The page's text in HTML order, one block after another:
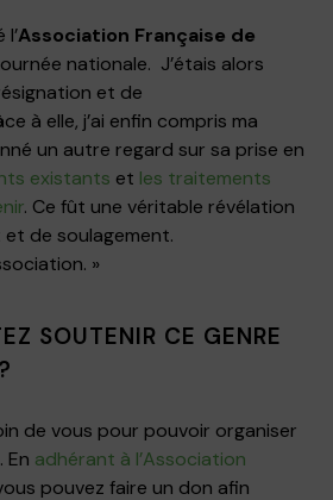
Association Française de
nationale. J’étais alors
et de
à elle, j’ai enfin compris ma
un autre regard sur sa prise en
existants et les traitements
. Ce fût une véritable révélation
de soulagement.
»
SOUTENIR CE GENRE
de vous pour pouvoir organiser
En adhérant à l’Association
pouvez faire un don afin